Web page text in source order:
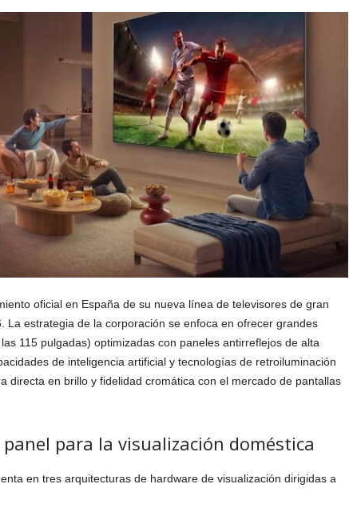
oficial en España de su nueva línea de televisores de gran
La estrategia de la corporación se enfoca en ofrecer grandes
115 pulgadas) optimizadas con paneles antirreflejos de alta
de inteligencia artificial y tecnologías de retroiluminación
directa en brillo y fidelidad cromática con el mercado de pantallas
para la visualización doméstica
en tres arquitecturas de hardware de visualización dirigidas a